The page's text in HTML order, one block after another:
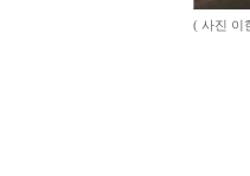
( 사진 이